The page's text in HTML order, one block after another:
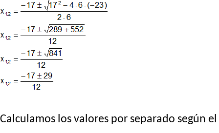
Calculamos los valores por separado según el